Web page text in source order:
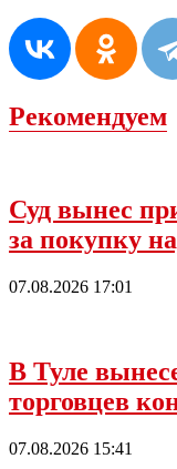
Рекомендуем
Суд вынес
за покупку
07.08.2026 17:01
В Туле
торговцев
07.08.2026 15:41